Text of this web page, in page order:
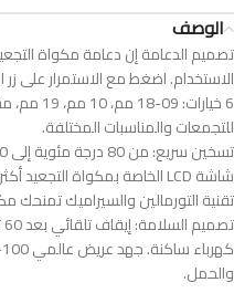
الوصف
تصميم الدعامة إن دعامة مكواة
الاستخدام. اضغط مع الاستمرار على زر الطاقة لمدة 3
للتجمعات والمناسبات المختلفة.
شاشة LCD الخاصة بمكواة التجعيد أكثر سهولة.
تقنية التورمالين والسيراميك تمنحك
والحمل.